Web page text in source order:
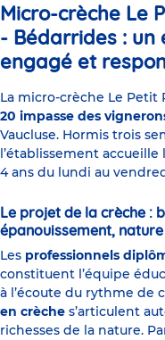
Micro-crèche Le
- Bédarrides : un
engagé et
La micro-crèche Le Petit
20 impasse des
Vaucluse. Hormis trois
l’établissement
4 ans du lundi au
Le projet de la crèche :
épanouissement, nature
Les professionnels
constituent l’équipe
à l’écoute du rythme de
en crèche s’articulent
richesses de la nature.